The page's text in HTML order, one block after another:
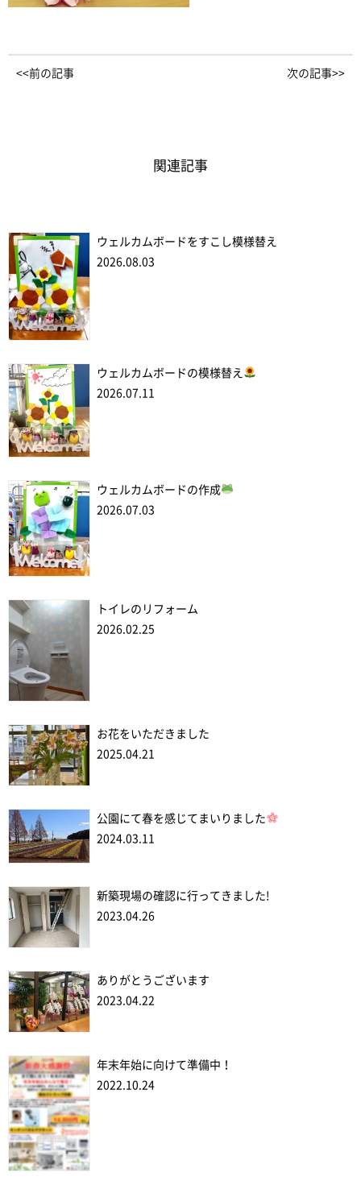
<<前の記事 次の記事>>
関連記事
ウェルカムボードをすこし模様替え
2026.08.03
ウェルカムボードの模様替え
2026.07.11
ウェルカムボードの作成
2026.07.03
トイレのリフォーム
2026.02.25
お花をいただきました
2025.04.21
公園にて春を感じてまいりました
2024.03.11
新築現場の確認に行ってきました!
2023.04.26
ありがとうございます
2023.04.22
年末年始に向けて準備中！
2022.10.24